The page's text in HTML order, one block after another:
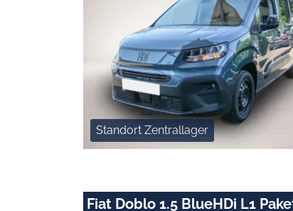
Standort Zentrallager
Fiat Doblo 1.5 BlueHDi L1